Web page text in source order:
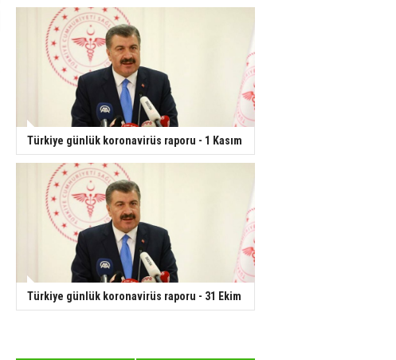
Türkiye günlük koronavirüs raporu - 1 Kasım
Türkiye günlük koronavirüs raporu - 31 Ekim